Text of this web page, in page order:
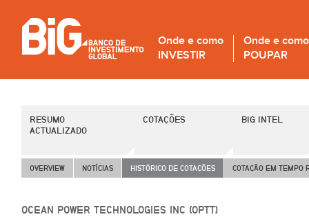
Onde e como
INVESTIR
Onde e como
POUPAR
RESUMO
ACTUALIZADO
COTAÇÕES BIG INTEL
OVERVIEW NOTÍCIAS HISTÓRICO DE COTAÇÕES COTAÇÃO EM TEMPO
OCEAN POWER TECHNOLOGIES INC (OPTT)